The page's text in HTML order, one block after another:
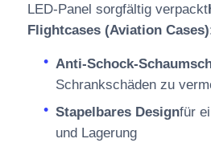
LED-Panel sorgfältig verpackt
Flightcases (Aviation Cases)
Anti-Schock-
Schrankschäden zu
Stapelbares Designfür
und Lagerung